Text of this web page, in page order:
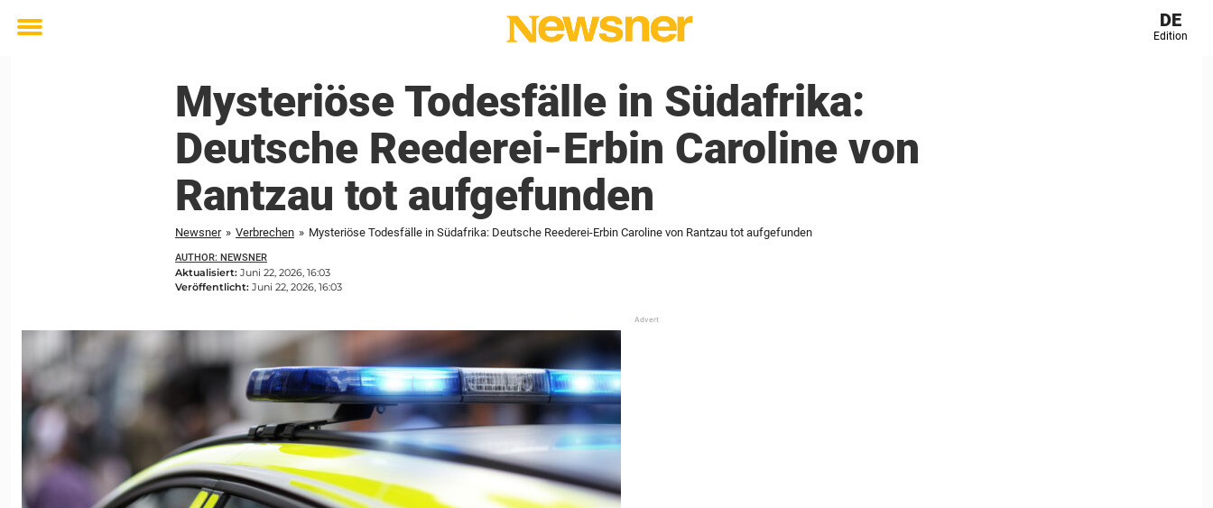
Toggle
DE
Edition
Mysteriöse Todesfälle in Südafrika:
Deutsche Reederei-Erbin Caroline von
Rantzau tot aufgefunden
Newsner » Verbrechen » Mysteriöse Todesfälle in Südafrika: Deutsche Reederei-Erbin Caroline von Rantzau tot aufgefunden
AUTHOR: NEWSNER
Aktualisiert: Juni 22, 2026, 16:03
Veröffentlicht: Juni 22, 2026, 16:03